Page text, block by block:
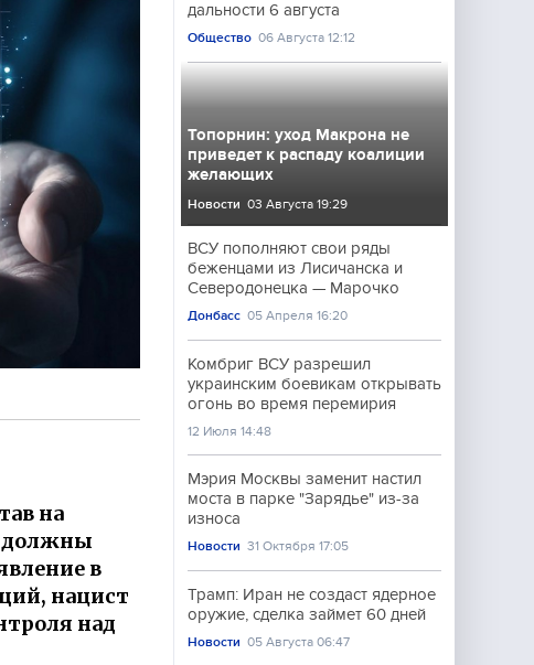
на
должны
в
нацист
над
дальности 6 августа
Общество 06 Августа 12:12
Топорнин: уход Макрона не
приведет к распаду коалиции
желающих
Новости 03 Августа 19:29
ВСУ пополняют свои ряды
беженцами из Лисичанска и
Северодонецка — Марочко
Донбасс 05 Апреля 16:20
Комбриг ВСУ разрешил
украинским боевикам открывать
огонь во время перемирия
12 Июля 14:48
Мэрия Москвы заменит настил
моста в парке "Зарядье" из-за
износа
Новости 31 Октября 17:05
Трамп: Иран не создаст ядерное
оружие, сделка займет 60 дней
Новости 05 Августа 06:47